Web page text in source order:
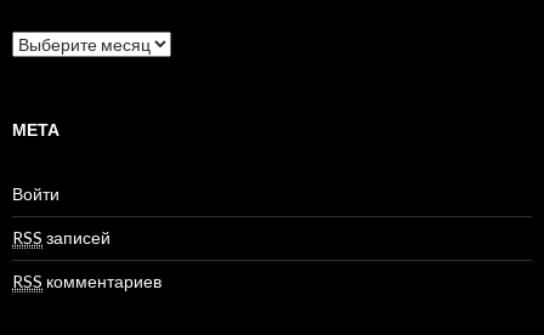
А
р
в
МЕТА
Войти
RSS записей
RSS комментариев